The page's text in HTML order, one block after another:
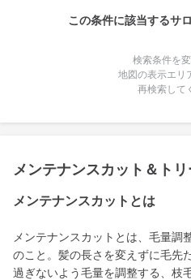
この条件に該当するサ
検索条件を
地図の表示エリ
再検索して
メンテナンスカット＆ト
メンテナンスカットとは
メンテナンスカットとは、毛量調
のこと。髪の長さを変えずに毛先
過ぎないよう毛量を調整する、枝